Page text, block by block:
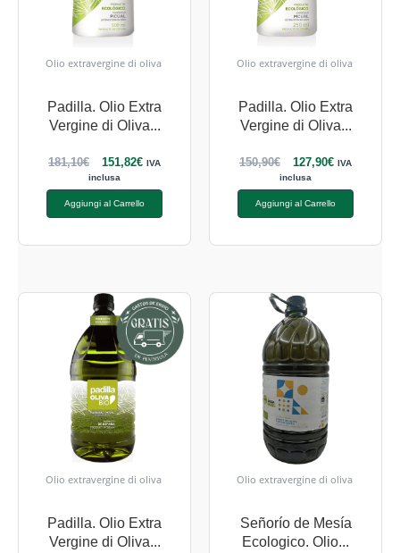
Olio extravergine di oliva
Padilla. Olio Extra
Vergine di Oliva...
181,10€ 151,82€ IVA
inclusa
Aggiungi al Carrello
Olio extravergine di oliva
Padilla. Olio Extra
Vergine di Oliva...
150,90€ 127,90€ IVA
inclusa
Aggiungi al Carrello
Olio extravergine di oliva
Padilla. Olio Extra
Vergine di Oliva...
Olio extravergine di oliva
Señorío de Mesía
Ecologico. Olio...